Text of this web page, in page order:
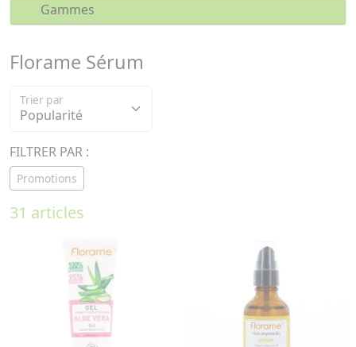
Gammes
Florame Sérum
Trier par
FILTRER PAR :
Promotions
31 articles